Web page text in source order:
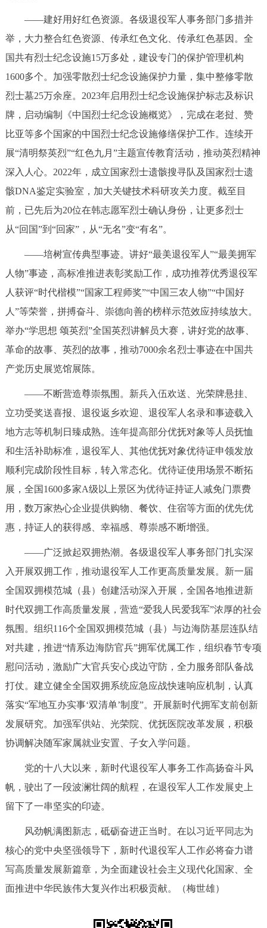
——建好用好红色资源。各级退役军人事务部门多措并
举，大力整合红色资源、传承红色文化、传承红色基因。全
国共有烈士纪念设施15万多处，建设专门的保护管理机构
1600多个。加强零散烈士纪念设施保护力量，集中整修零散
烈士墓25万余座。2023年启用烈士纪念设施保护标志及标识
牌，启动编制《中国烈士纪念设施概览》，完成在老挝、赞
比亚等多个国家的中国烈士纪念设施修缮保护工作。连续开
展“清明祭英烈”“红色九月”主题宣传教育活动，推动英烈精神
深入人心。2022年，成立国家烈士遗骸搜寻队及国家烈士遗
骸DNA鉴定实验室，加大关键技术科研攻关力度。截至目
前，已先后为20位在韩志愿军烈士确认身份，让更多烈士
从“回国”到“回家”，从“无名”变“有名”。
——培树宣传典型事迹。讲好“最美退役军人”“最美拥军
人物”事迹，高标准推进表彰奖励工作，成功推荐优秀退役军
人获评“时代楷模”“国家工程师奖”“中国三农人物”“中国好
人”等荣誉，拼搏奋斗、崇德向善的榜样示范效应持续放大。
举办“学思想 颂英烈”全国英烈讲解员大赛，讲好党的故事、
革命的故事、英烈的故事，推动7000余名烈士事迹在中国共
产党历史展览馆展陈。
——不断营造尊崇氛围。新兵入伍欢送、光荣牌悬挂、
立功受奖送喜报、退役返乡欢迎、退役军人名录和事迹载入
地方志等机制日臻成熟。连年提高部分优抚对象等人员抚恤
和生活补助标准，退役军人、其他优抚对象优待证申领发放
顺利完成阶段性目标，转入常态化。优待证使用场景不断拓
展，全国1600多家A级以上景区为优待证持证人减免门票费
用，数万家热心企业提供购物、餐饮、住宿等方面的优先优
惠，持证人的获得感、幸福感、尊崇感不断增强。
——广泛掀起双拥热潮。各级退役军人事务部门扎实深
入开展双拥工作，推动退役军人工作更高质量发展。新一届
全国双拥模范城（县）创建活动深入开展，全国各地推进新
时代双拥工作高质量发展，营造“爱我人民爱我军”浓厚的社会
氛围。组织116个全国双拥模范城（县）与边海防基层连队结
对共建，推进“情系边海防官兵”拥军优属工作，组织春节专项
慰问活动，激励广大官兵安心戍边守防，全力服务部队备战
打仗。建立健全全国双拥系统应急应战快速响应机制，认真
落实“军地互办实事‘双清单’制度”。开展新时代拥军支前创新
发展研究。加强军供站、光荣院、优抚医院改革发展，积极
协调解决随军家属就业安置、子女入学问题。
党的十八大以来，新时代退役军人事务工作高扬奋斗风
帆，驶出了一段波澜壮阔的航程，在退役军人工作发展史上
留下了一串坚实的印迹。
风劲帆满图新志，砥砺奋进正当时。在以习近平同志为
核心的党中央坚强领导下，新时代退役军人工作必将奋力谱
写高质量发展新篇章，为全面建设社会主义现代化国家、全
面推进中华民族伟大复兴作出积极贡献。（梅世雄）